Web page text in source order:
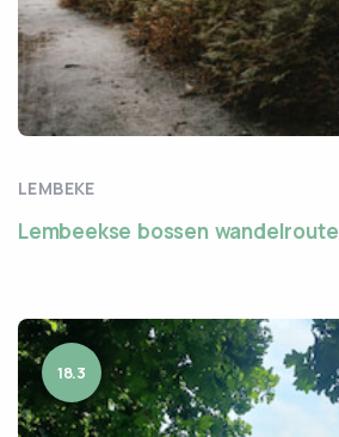
LEMBEKE
Lembeekse bossen wandelroute
18.3